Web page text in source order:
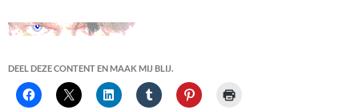
DEEL DEZE CONTENT EN MAAK MIJ BLIJ.